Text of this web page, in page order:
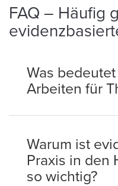
FAQ – Häufig
Was
Arbeiten für
Warum ist
Praxis in den
so wichtig?